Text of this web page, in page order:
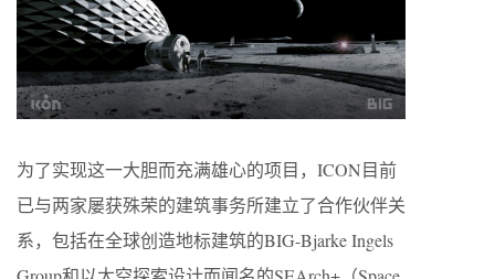
为了实现这一大胆而充满雄心的项目，ICON目前
已与两家屡获殊荣的建筑事务所建立了合作伙伴关
系，包括在全球创造地标建筑的BIG-Bjarke Ingels